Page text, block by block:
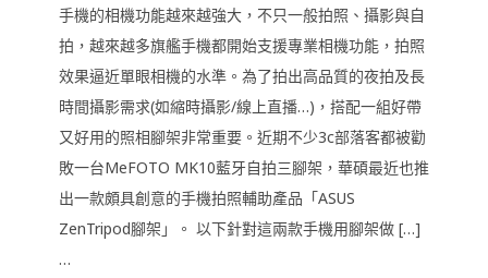
手機的相機功能越來越強大，不只一般拍照、攝影與自
拍，越來越多旗艦手機都開始支援專業相機功能，拍照
效果逼近單眼相機的水準。為了拍出高品質的夜拍及長
時間攝影需求(如縮時攝影/線上直播…)，搭配一組好帶
又好用的照相腳架非常重要。近期不少3c部落客都被勸
敗一台MeFOTO MK10藍牙自拍三腳架，華碩最近也推
出一款頗具創意的手機拍照輔助產品「ASUS
ZenTripod腳架」。 以下針對這兩款手機用腳架做 […]
…